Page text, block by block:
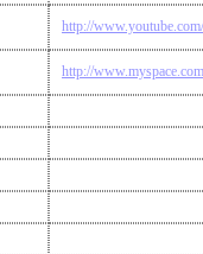
http://
http://